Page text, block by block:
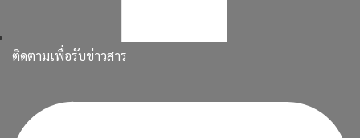
ติดตามเพื่อรับข่าวสาร